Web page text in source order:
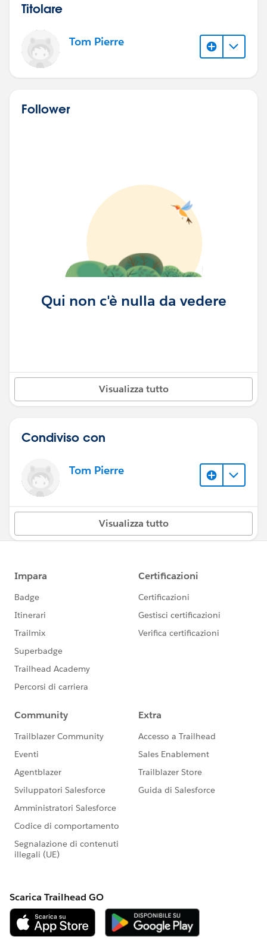
Titolare
Tom Pierre
Follower
Qui non c'è nulla da vedere
Visualizza tutto
Condiviso con
Tom Pierre
Visualizza tutto